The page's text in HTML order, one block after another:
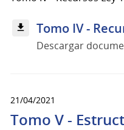
Tomo IV -
Descargar
21/04/2021
Tomo V -